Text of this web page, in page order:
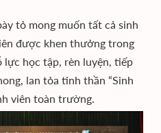
tỏ mong muốn tất cả sinh
được khen thưởng trong
lực học tập, rèn luyện, tiếp
lan tỏa tinh thần “Sinh
viên toàn trường.